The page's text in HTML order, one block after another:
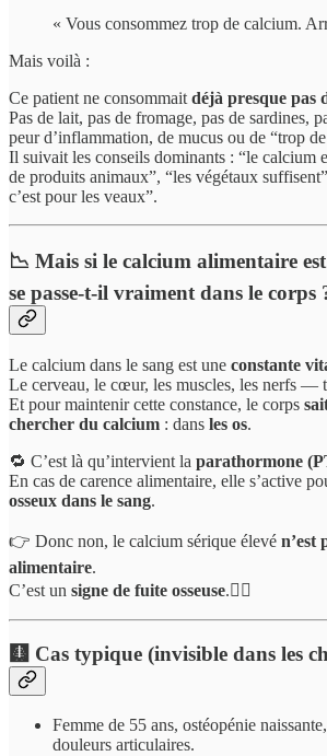
« Vous consommez trop de calcium.
Mais voilà :
Ce patient ne consommait déjà presque pas
Pas de lait, pas de fromage, pas de sardines,
peur d’inflammation, de mucus ou de “trop
Il suivait les conseils dominants : “le calcium
de produits animaux”, “les végétaux
c’est pour les veaux”.
📉 Mais si le calcium alimentaire
se passe-t-il vraiment dans le corps
Le calcium dans le sang est une constante
Le cerveau, le cœur, les muscles, les nerfs —
Et pour maintenir cette constance, le corps
chercher du calcium : dans les os.
🔁 C’est là qu’intervient la parathormone
En cas de carence alimentaire, elle s’active
osseux dans le sang.
👉 Donc non, le calcium sérique élevé n’est
alimentaire.
C’est un signe de fuite osseuse.🤷‍♂️
🩻 Cas typique (invisible dans les
Femme de 55 ans, ostéopénie
douleurs articulaires.